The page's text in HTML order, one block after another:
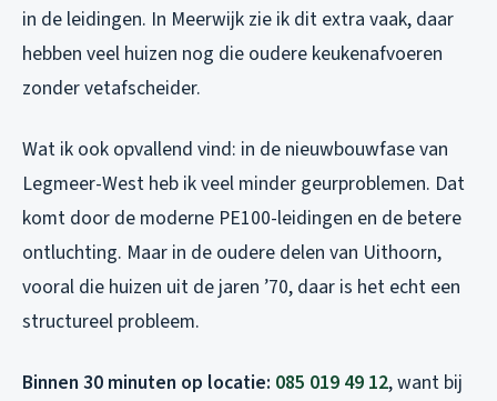
in de leidingen. In Meerwijk zie ik dit extra vaak, daar
hebben veel huizen nog die oudere keukenafvoeren
zonder vetafscheider.
Wat ik ook opvallend vind: in de nieuwbouwfase van
Legmeer-West heb ik veel minder geurproblemen. Dat
komt door de moderne PE100-leidingen en de betere
ontluchting. Maar in de oudere delen van Uithoorn,
vooral die huizen uit de jaren ’70, daar is het echt een
structureel probleem.
Binnen 30 minuten op locatie: 085 019 49 12, want bij